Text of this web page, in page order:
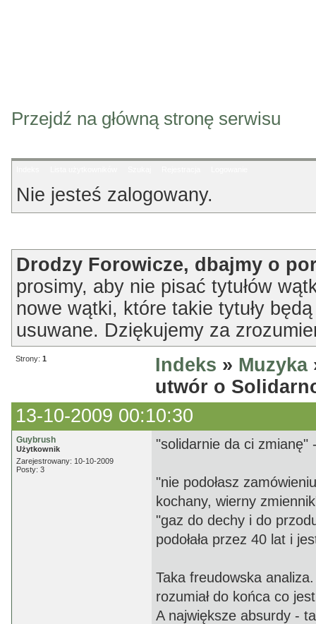
Przejdź na główną stronę serwisu
Nie jesteś zalogowany.
Drodzy Forowicze, dbajmy o
prosimy, aby nie pisać tytułów
nowe wątki, które takie tytuły
usuwane. Dziękujemy za
Strony: 1 Indeks » Muzyka
utwór o
13-10-2009 00:10:30
Guybrush
Użytkownik
Zarejestrowany: 10-10-2009
Posty: 3
"solidarnie da ci zmianę"
"nie podołasz
kochany, wierny
"gaz do dechy i do
podołała przez 40 lat i
Taka freudowska
rozumiał do końca co
A największe absurdy -